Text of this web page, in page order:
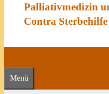
Palliativmedizin
Contra
Menü